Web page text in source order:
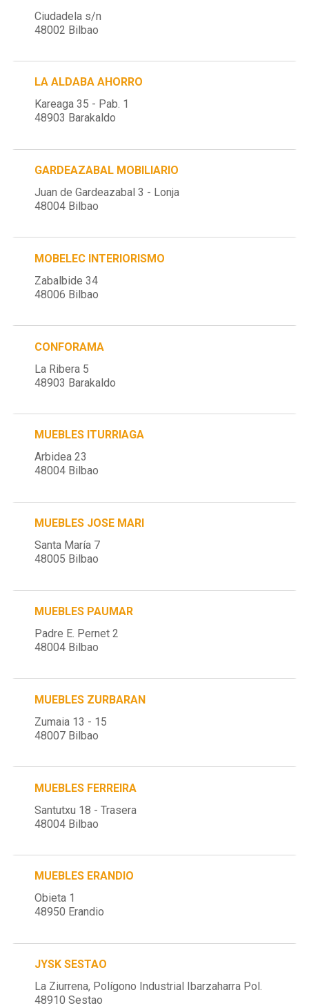
Ciudadela s/n
48002 Bilbao
LA ALDABA AHORRO
Kareaga 35 - Pab. 1
48903 Barakaldo
GARDEAZABAL MOBILIARIO
Juan de Gardeazabal 3 - Lonja
48004 Bilbao
MOBELEC INTERIORISMO
Zabalbide 34
48006 Bilbao
CONFORAMA
La Ribera 5
48903 Barakaldo
MUEBLES ITURRIAGA
Arbidea 23
48004 Bilbao
MUEBLES JOSE MARI
Santa María 7
48005 Bilbao
MUEBLES PAUMAR
Padre E. Pernet 2
48004 Bilbao
MUEBLES ZURBARAN
Zumaia 13 - 15
48007 Bilbao
MUEBLES FERREIRA
Santutxu 18 - Trasera
48004 Bilbao
MUEBLES ERANDIO
Obieta 1
48950 Erandio
JYSK SESTAO
La Ziurrena, Polígono Industrial Ibarzaharra Pol.
48910 Sestao